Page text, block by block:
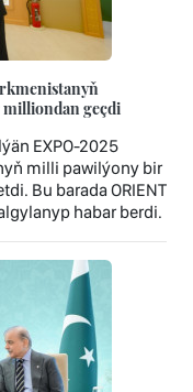
geçdi
EXPO‑2025
milli pawilýony bir
Bu barada ORIENT
habar berdi.